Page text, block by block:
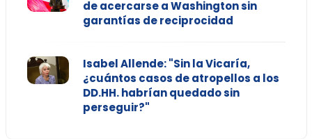
de acercarse a Washington sin
garantías de reciprocidad
Isabel Allende: "Sin la Vicaría,
¿cuántos casos de atropellos a los
DD.HH. habrían quedado sin
perseguir?"